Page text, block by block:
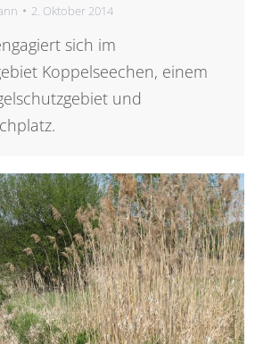
2. Oktober 2014
sich im
Koppelseechen, einem
und